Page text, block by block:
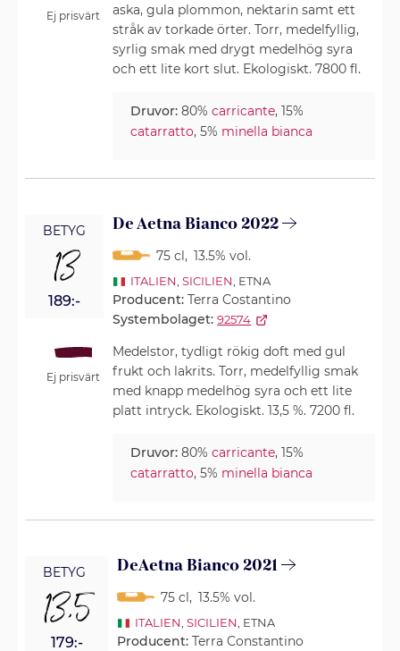
Ej prisvärt
aska, gula plommon, nektarin samt ett
stråk av torkade örter. Torr, medelfyllig,
syrlig smak med drygt medelhög syra
och ett lite kort slut. Ekologiskt. 7800 fl.
Druvor: 80%carricante, 15%
catarratto, 5% minella bianca
BETYG
13
189:-
Ej prisvärt
De Aetna Bianco 2022
75 cl, 13.5% vol.
ITALIEN SICILIEN , ETNA
Producent:Terra Costantino
Systembolaget: 92574
Medelstor, tydligt rökig doft med gul
frukt och lakrits. Torr, medelfyllig smak
med knapp medelhög syra och ett lite
platt intryck. Ekologiskt. 13,5 %. 7200 fl.
Druvor: 80%carricante, 15%
catarratto, 5% minella bianca
BETYG
13,5
179:-
DeAetna Bianco 2021
75 cl, 13.5% vol.
ITALIEN SICILIEN , ETNA
Producent:Terra Constantino